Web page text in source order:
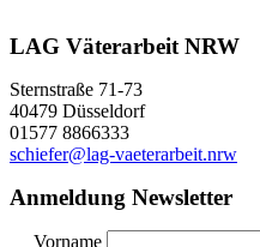
LAG Väterarbeit NRW
Sternstraße 71-73
40479 Düsseldorf
01577 8866333
schiefer@lag-vaeterarbeit.nrw
Anmeldung Newsletter
Vorname